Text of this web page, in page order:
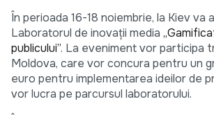
În perioada 16-18 noiembrie, la Kiev va
Laboratorul de inovații media
publicului”. La eveniment vor participa
Moldova, care vor concura pentru un
euro pentru implementarea ideilor de
vor lucra pe parcursul laboratorului.